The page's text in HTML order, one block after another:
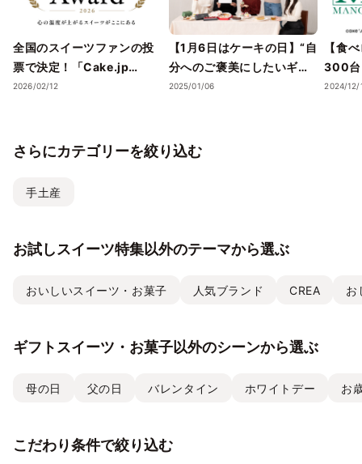
全国のスイーツファンの投
票で決定！「Cake.jp
Award 2026」受賞店舗を
ツの名店が集結 ―
2026/02/12
【1月6日はケーキの日】“自
分へのご褒美にしたいギフ
トスイーツ・ケーキ”5選
2025/01/06
【食
300台
スイ
2024/12/
さらにカテゴリーを絞り込む
手土産
お試しスイーツ特集以外のテーマから選ぶ
おいしいスイーツ・お菓子 人気ブランド CREA お
ギフトスイーツ・お菓子以外のシーンから選ぶ
母の日 父の日 バレンタイン ホワイトデー お
こだわり条件で絞り込む